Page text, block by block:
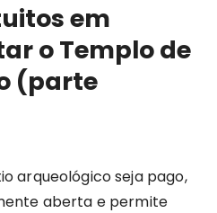
em
o Templo de
(parte
arqueológico seja pago,
aberta e permite